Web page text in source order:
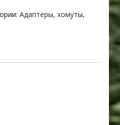
Адаптеры, хомуты,